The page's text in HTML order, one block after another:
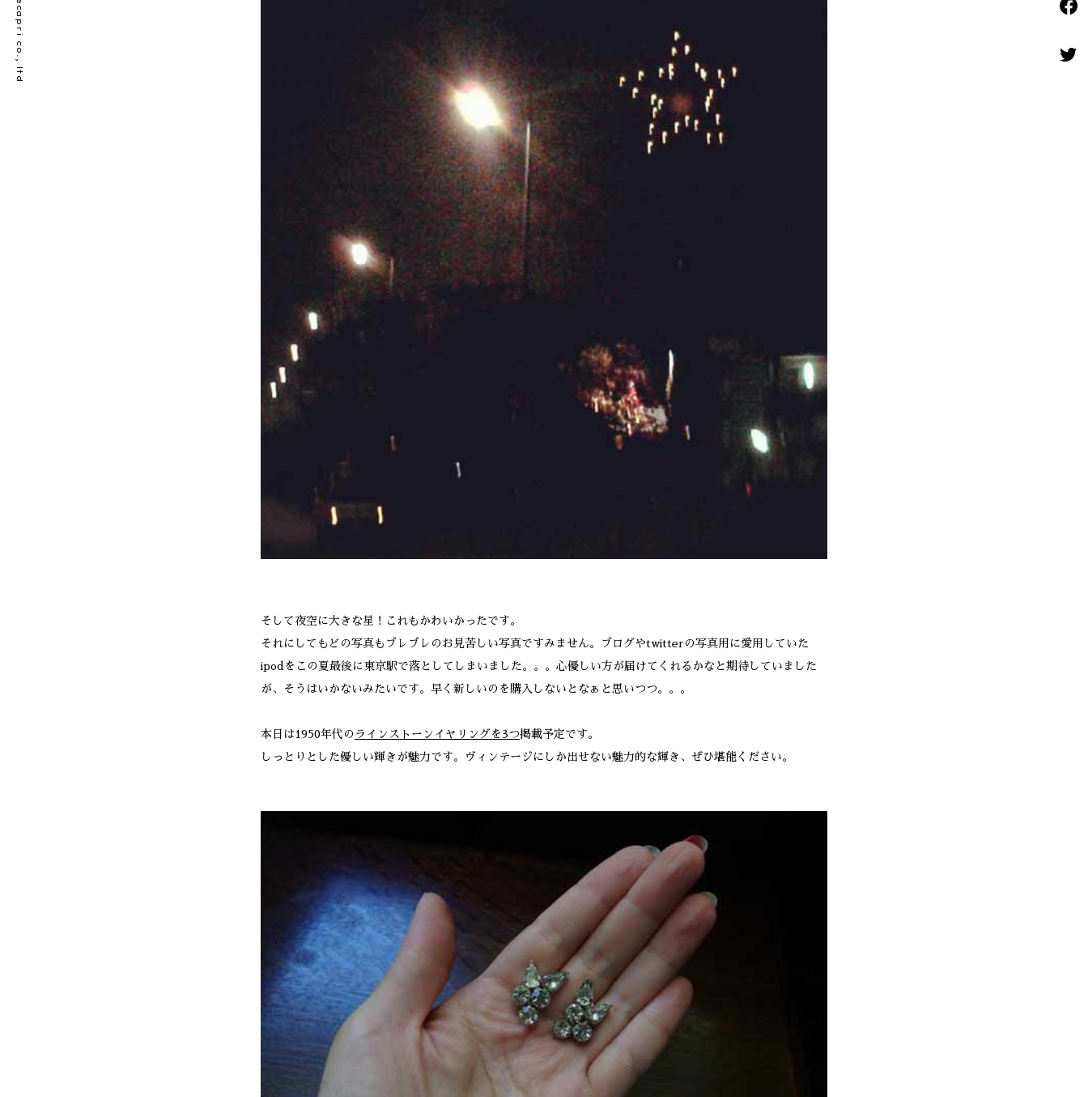
そして夜空に大きな星！これもかわいかったです。
それにしてもどの写真もブレブレのお見苦しい写真ですみません。ブログやtwitterの写真用に愛用していた
ipodをこの夏最後に東京駅で落としてしまいました。。。心優しい方が届けてくれるかなと期待していました
が、そうはいかないみたいです。早く新しいのを購入しないとなぁと思いつつ。。。
本日は1950年代の ラインストーンイヤリングを3つ掲載予定です。
しっとりとした優しい輝きが魅力です。ヴィンテージにしか出せない魅力的な輝き、ぜひ堪能ください。